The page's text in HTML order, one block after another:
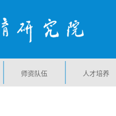
师资队伍 人才培养